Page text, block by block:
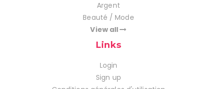
Argent
Beauté / Mode
View all
Links
Login
Sign up